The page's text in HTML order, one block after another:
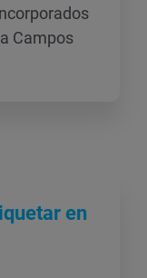
Campos
en